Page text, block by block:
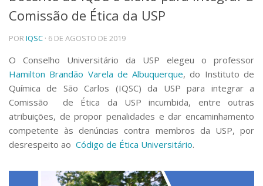
Telefones e Mapas
Pessoas
Ensino
Graduação
Pós-Graduação
Educação a distância
Cursos de Extensão
Pesquisa e Inovação
Linhas de Pesquisa
Centros, Núcleos e Projetos em Rede
Transferência de Tecnologia
Comissão de Ética da USP
PORIQSC · 6 DE AGOSTO DE 2019
O Conselho Universitário da USP elegeu o professor
Hamilton Brandão Varela de Albuquerque, do Instituto de
Química de São Carlos (IQSC) da USP para integrar a
Comissão de Ética da USP incumbida, entre outras
atribuições, de propor penalidades e dar encaminhamento
competente às denúncias contra membros da USP, por
desrespeito ao Código de Ética Universitário.